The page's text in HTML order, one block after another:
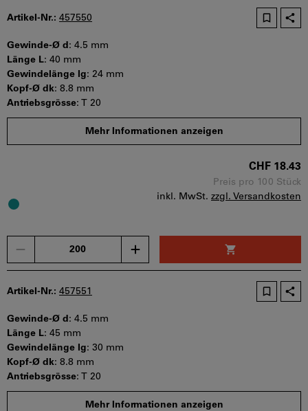
Artikel-Nr.: 457550
Gewinde-Ø d: 4.5 mm
Länge L: 40 mm
Gewindelänge lg: 24 mm
Kopf-Ø dk: 8.8 mm
Antriebsgrösse: T 20
Mindestbestellmenge: 200 Stück
Mehr Informationen anzeigen
CHF 18.43
Preis pro 100 Stück
inkl. MwSt. zzgl. Versandkosten
Artikel-Nr.: 457551
Gewinde-Ø d: 4.5 mm
Länge L: 45 mm
Gewindelänge lg: 30 mm
Kopf-Ø dk: 8.8 mm
Antriebsgrösse: T 20
Mindestbestellmenge: 200 Stück
Mehr Informationen anzeigen